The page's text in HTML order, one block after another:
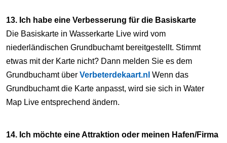
13. Ich habe eine Verbesserung für die Basiskarte
Die Basiskarte in Wasserkarte Live wird vom
niederländischen Grundbuchamt bereitgestellt. Stimmt
etwas mit der Karte nicht? Dann melden Sie es dem
Grundbuchamt über Verbeterdekaart.nl Wenn das
Grundbuchamt die Karte anpasst, wird sie sich in Water
Map Live entsprechend ändern.
14. Ich möchte eine Attraktion oder meinen Hafen/Firma